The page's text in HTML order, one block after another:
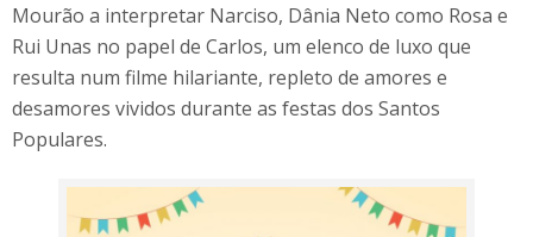
Mourão a interpretar Narciso, Dânia Neto como Rosa e
Rui Unas no papel de Carlos, um elenco de luxo que
resulta num filme hilariante, repleto de amores e
desamores vividos durante as festas dos Santos
Populares.